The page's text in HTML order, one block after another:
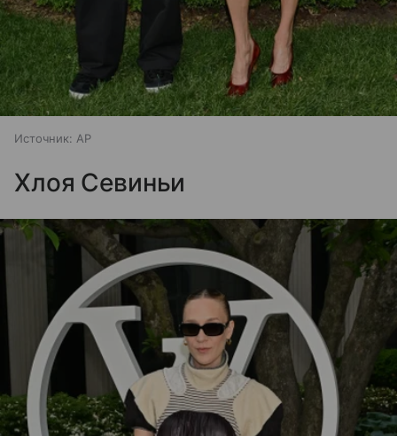
Источник: AP
Хлоя Севиньи